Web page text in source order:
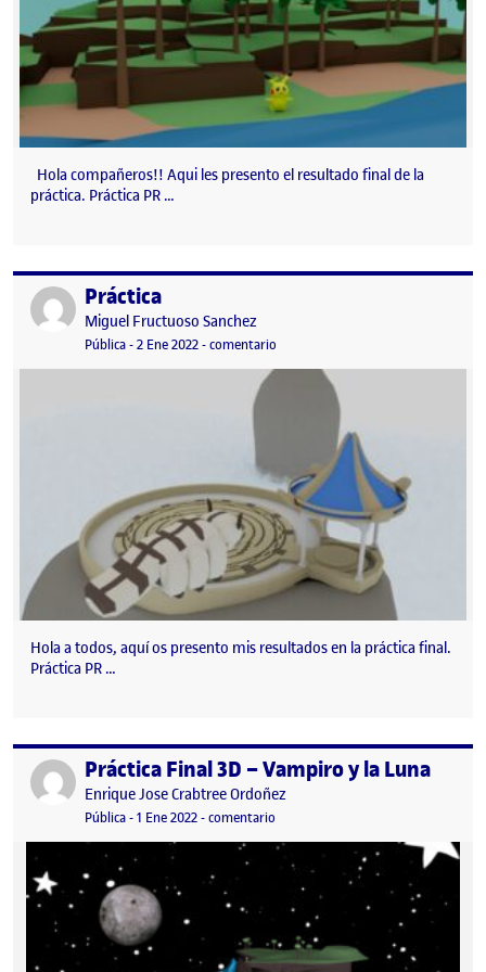
Hola compañeros!! Aqui les presento el resultado final de la
práctica. Práctica PR …
Publicado porPráctica
Publicado por
Miguel Fructuoso Sanchez
Visibilidad:
Pública-Fecha de publicación
2 Ene 2022-comentario
Hola a todos, aquí os presento mis resultados en la práctica final.
Práctica PR …
Publicado porPráctica Final 3D – Vampiro y la Luna
Publicado por
Enrique Jose Crabtree Ordoñez
Visibilidad:
Pública-Fecha de publicación
1 Ene 20221 enero, 2022 6:01 pm
-comentario